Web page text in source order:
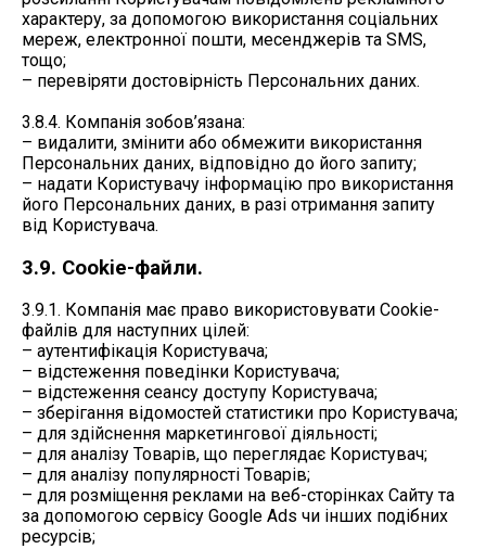
характеру, за допомогою використання соціальних
мереж, електронної пошти, месенджерів та SMS,
тощо;
– перевіряти достовірність Персональних даних.
3.8.4. Компанія зобов’язана:
– видалити, змінити або обмежити використання
Персональних даних, відповідно до його запиту;
– надати Користувачу інформацію про використання
його Персональних даних, в разі отримання запиту
від Користувача.
3.9. Cookie-файли.
3.9.1. Компанія має право використовувати Cookie-
файлів для наступних цілей:
– аутентифікація Користувача;
– відстеження поведінки Користувача;
– відстеження сеансу доступу Користувача;
– зберігання відомостей статистики про Користувача;
– для здійснення маркетингової діяльності;
– для аналізу Товарів, що переглядає Користувач;
– для аналізу популярності Товарів;
– для розміщення реклами на веб-сторінках Сайту та
за допомогою сервісу Google Ads чи інших подібних
ресурсів;